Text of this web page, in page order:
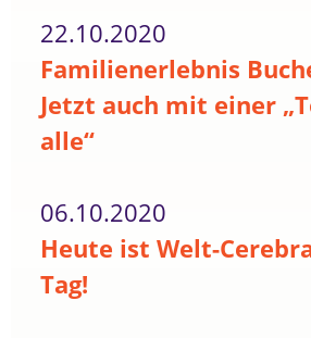
22.10.2020
Familienerlebnis
Jetzt auch mit einer
alle“
06.10.2020
Heute ist Welt-
Tag!